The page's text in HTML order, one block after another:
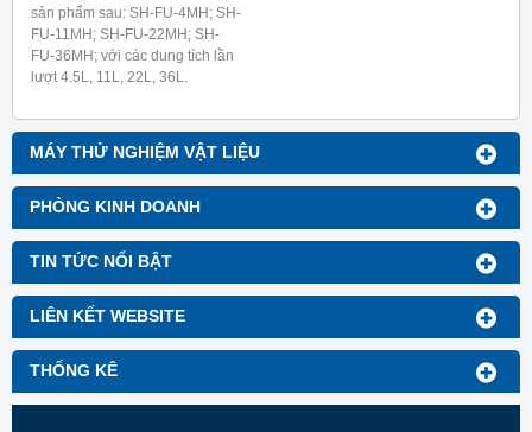
MÁY THỬ NGHIỆM VẬT LIỆU
PHÒNG KINH DOANH
TIN TỨC NỔI BẬT
LIÊN KẾT WEBSITE
THỐNG KÊ
sản phẩm sau: SH-FU-4MH; SH-
FU-11MH; SH-FU-22MH; SH-
FU-36MH; với các dung tích lần
lượt 4.5L, 11L, 22L, 36L.